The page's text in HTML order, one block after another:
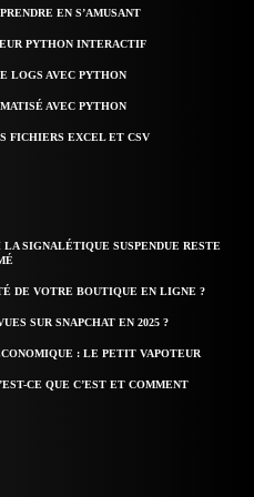
EN S’AMUSANT
PYTHON INTERACTIF
LOGS AVEC PYTHON
AVEC PYTHON
FICHIERS EXCEL ET CSV
SIGNALÉTIQUE SUSPENDUE RESTE
DE VOTRE BOUTIQUE EN LIGNE ?
SUR SNAPCHAT EN 2025 ?
: LE PETIT VAPOTEUR
CE QUE C’EST ET COMMENT